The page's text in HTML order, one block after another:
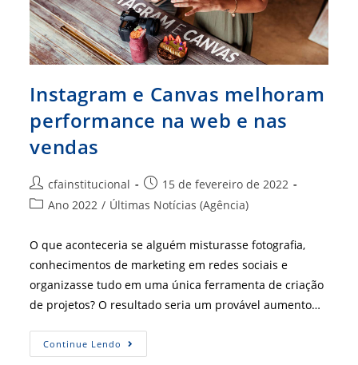
Instagram e Canvas melhoram
performance na web e nas
vendas
Autor
do
cfainstitucional
Post
publicado:
15 de fevereiro de 2022
Categoria
post:
Ano 2022 / Últimas Notícias (Agência)
O que aconteceria se alguém misturasse fotografia,
conhecimentos de marketing em redes sociais e
organizasse tudo em uma única ferramenta de criação
de projetos? O resultado seria um provável aumento…
Continue Lendo Instagram
E